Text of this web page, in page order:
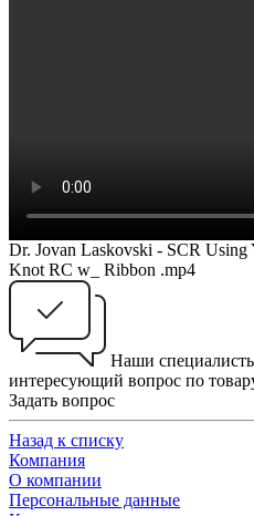
Dr. Jovan Laskovski - SCR
Knot RC w_ Ribbon .mp4
Наши
интересующий вопрос по
Задать вопрос
Назад к списку
Компания
О компании
Персональные данные